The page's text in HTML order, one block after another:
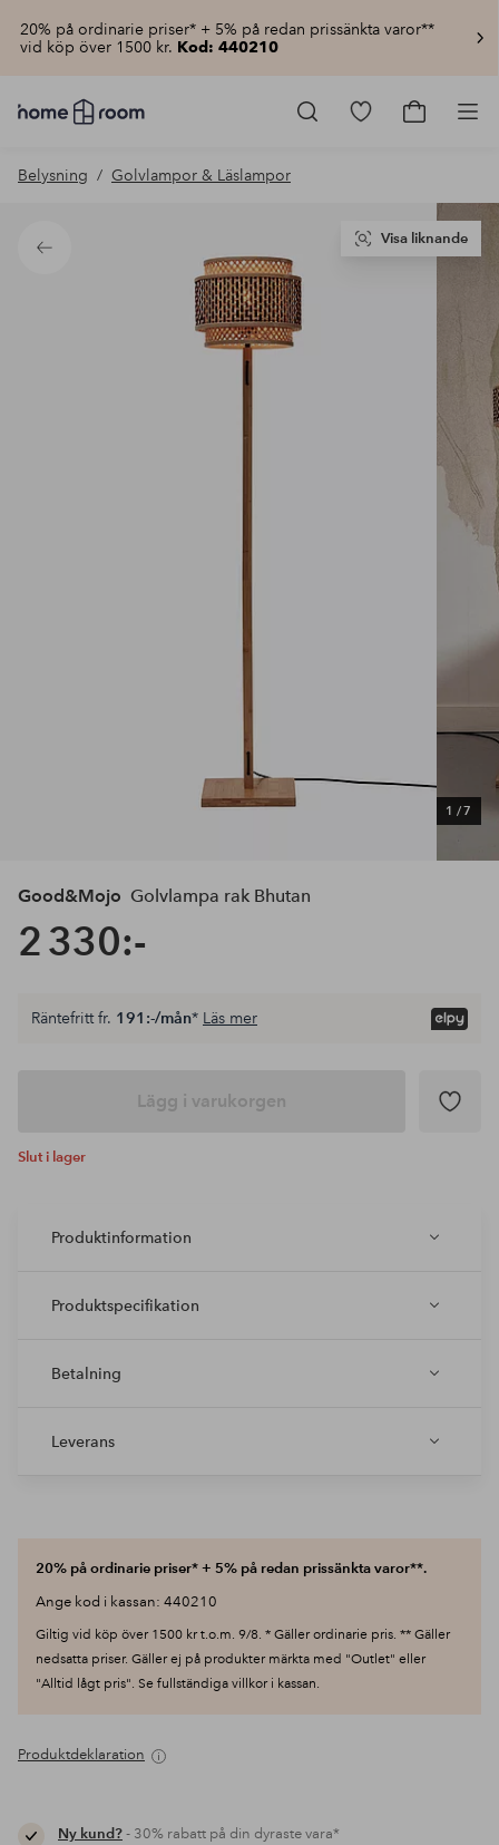
20% på ordinarie priser* + 5% på redan prissänkta varor**
vid köp över 1500 kr. Kod: 440210
Homeroom
–
hemmet
pris
Gå
Gå
Belysning Golvlampor & Läslampor
Tillbaka
1 /7
Visa liknande
Good&Mojo Golvlampa rak Bhutan
2 330:-
Räntefritt fr. 191:-/mån* Läs mer
Lägg i varukorgen
Slut i lager
Produktinformation
Produktspecifikation
Betalning
Leverans
20% på ordinarie priser* + 5% på redan prissänkta varor**.
Ange kod i kassan: 440210
Giltig vid köp över 1500 kr t.o.m. 9/8. * Gäller ordinarie pris. ** Gäller
nedsatta priser. Gäller ej på produkter märkta med "Outlet" eller
"Alltid lågt pris". Se fullständiga villkor i kassan.
Produktdeklaration
Ny kund?- 30% rabatt på din dyraste vara*